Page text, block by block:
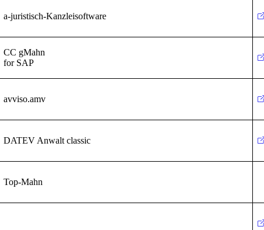
a-juristisch-Kanzleisoftware
CC gMahn
for SAP
avviso.amv
DATEV Anwalt classic
Top-Mahn